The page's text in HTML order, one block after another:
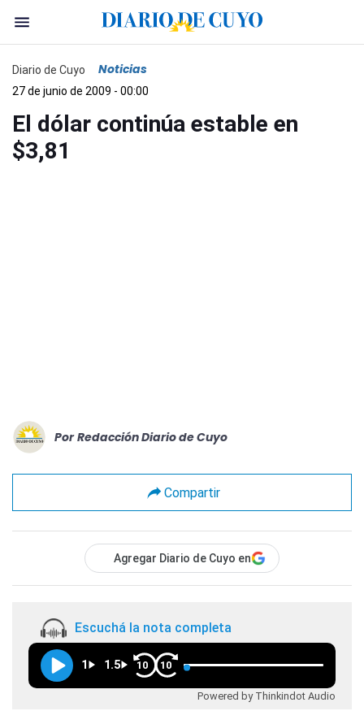
Diario de Cuyo Noticias
27 de junio de 2009 - 00:00
El dólar continúa estable en
$3,81
Por Redacción Diario de Cuyo
Compartir
Agregar Diario de Cuyo en
Escuchá la nota completa
1 1.5 10 10
Powered by Thinkindot Audio